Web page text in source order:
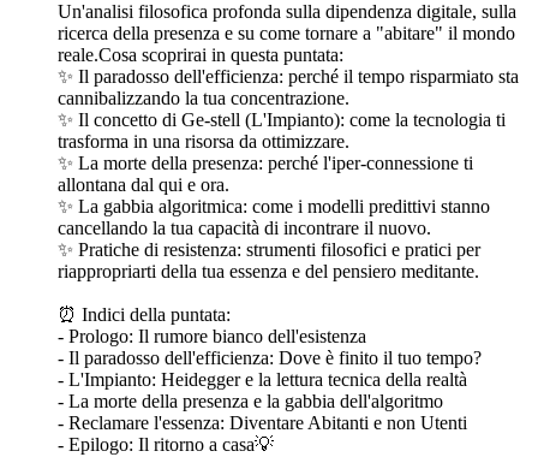
Un'analisi filosofica profonda sulla dipendenza digitale, sulla
ricerca della presenza e su come tornare a "abitare" il mondo
reale.Cosa scoprirai in questa puntata:
✨ Il paradosso dell'efficienza: perché il tempo risparmiato sta
cannibalizzando la tua concentrazione.
✨ Il concetto di Ge-stell (L'Impianto): come la tecnologia ti
trasforma in una risorsa da ottimizzare.
✨ La morte della presenza: perché l'iper-connessione ti
allontana dal qui e ora.
✨ La gabbia algoritmica: come i modelli predittivi stanno
cancellando la tua capacità di incontrare il nuovo.
✨ Pratiche di resistenza: strumenti filosofici e pratici per
riappropriarti della tua essenza e del pensiero meditante.
⏰ Indici della puntata:
- Prologo: Il rumore bianco dell'esistenza
- Il paradosso dell'efficienza: Dove è finito il tuo tempo?
- L'Impianto: Heidegger e la lettura tecnica della realtà
- La morte della presenza e la gabbia dell'algoritmo
- Reclamare l'essenza: Diventare Abitanti e non Utenti
- Epilogo: Il ritorno a casa💡